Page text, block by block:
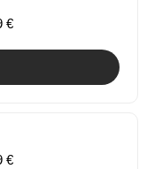
€
€